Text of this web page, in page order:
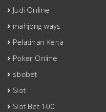
Judi Online
mahjong ways
Pelatihan Kerja
Poker Online
sbobet
Slot
Slot Bet 100